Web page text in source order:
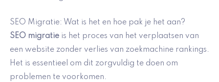
SEO Migratie: Wat is het en hoe pak je het aan?
SEO migratie is het proces van het verplaatsen van
een website zonder verlies van zoekmachine rankings.
Het is essentieel om dit zorgvuldig te doen om
problemen te voorkomen.